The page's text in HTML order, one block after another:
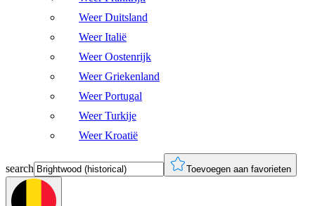
Weer Duitsland
Weer Italië
Weer Oostenrijk
Weer Griekenland
Weer Portugal
Weer Turkije
Weer Kroatië
search Toevoegen aan favorieten